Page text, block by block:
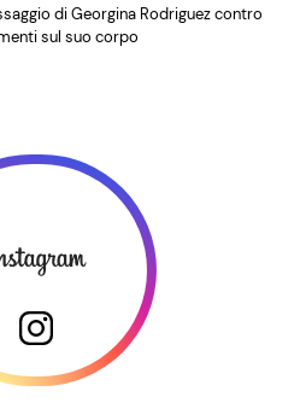
di Georgina Rodriguez contro
sul suo corpo